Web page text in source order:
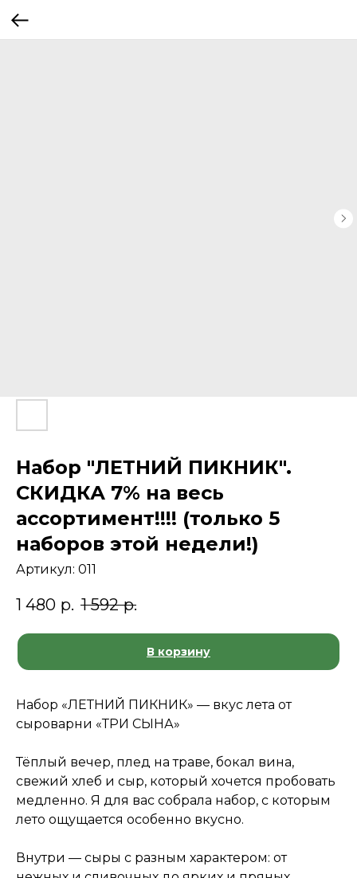
Набор "ЛЕТНИЙ ПИКНИК".
СКИДКА 7% на весь
ассортимент!!!! (только 5
наборов этой недели!)
Артикул: 011
1 480 р. 1 592 р.
В корзину
Набор «ЛЕТНИЙ ПИКНИК» — вкус лета от
сыроварни «ТРИ СЫНА»
Тёплый вечер, плед на траве, бокал вина,
свежий хлеб и сыр, который хочется пробовать
медленно. Я для вас собрала набор, с которым
лето ощущается особенно вкусно.
Внутри — сыры с разным характером: от